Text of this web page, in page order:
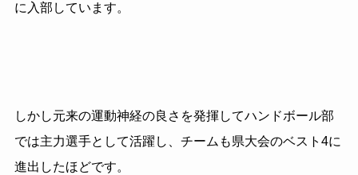
に入部しています。
しかし元来の運動神経の良さを発揮してハンドボール部
では主力選手として活躍し、チームも県大会のベスト 4に
進出したほどです。